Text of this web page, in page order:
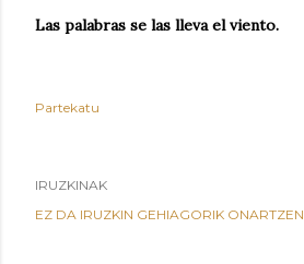
Las palabras se las lleva el viento.
Partekatu
IRUZKINAK
EZ DA IRUZKIN GEHIAGORIK ONARTZEN.